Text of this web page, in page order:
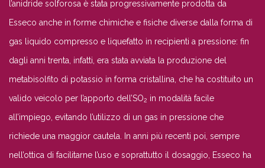
l’anidride solforosa è stata progressivamente prodotta da
Esseco anche in forme chimiche e fisiche diverse dalla forma di
gas liquido compresso e liquefatto in recipienti a pressione: fin
dagli anni trenta, infatti, era stata avviata la produzione del
metabisolfito di potassio in forma cristallina, che ha costituito un
valido veicolo per l’apporto dell’SO2 in modalità facile
all’impiego, evitando l’utilizzo di un gas in pressione che
richiede una maggior cautela. In anni più recenti poi, sempre
nell’ottica di facilitarne l’uso e soprattutto il dosaggio, Esseco ha